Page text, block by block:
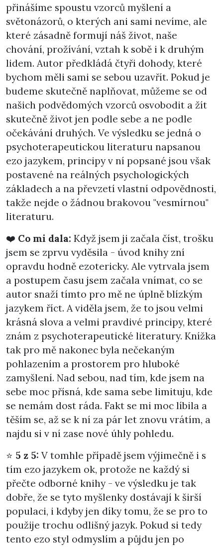
přinášíme spoustu vzorců myšlení a
světonázorů, o kterých ani sami nevíme, ale
které zásadně formují náš život, naše
chování, prožívání, vztah k sobě i k druhým
lidem. Autor předkládá čtyři dohody, které
bychom měli sami se sebou uzavřít. Pokud je
budeme skutečně naplňovat, můžeme se od
našich podvědomých vzorců osvobodit a žít
skutečně život jen podle sebe a ne podle
očekávání druhých. Ve výsledku se jedná o
psychoterapeutickou literaturu napsanou
ezo jazykem, principy v ní popsané jsou však
postavené na reálných psychologických
základech a na převzetí vlastní odpovědnosti,
takže nejde o žádnou brakovou "vesmírnou"
literaturu.
❤️ Co mi dala: Když jsem ji začala číst, trošku
jsem se zprvu vyděsila - úvod knihy zní
opravdu hodně ezotericky. Ale vytrvala jsem
a postupem času jsem začala vnímat, co se
autor snaží tímto pro mě ne úplně blízkým
jazykem říct. A viděla jsem, že to jsou velmi
krásná slova a velmi pravdivé principy, které
znám z psychoterapeutické literatury. Knížka
tak pro mě nakonec byla nečekaným
pohlazením a prostorem pro hluboké
zamyšlení. Nad sebou, nad tím, kde jsem na
sebe moc přísná, kde sama sebe limituju, kde
se nemám dost ráda. Fakt se mi moc líbila a
těším se, až se k ní za pár let znovu vrátím, a
najdu si v ní zase nové úhly pohledu.
⭐ 5 z 5: V tomhle případě jsem výjimečně i s
tím ezo jazykem ok, protože ne každý si
přečte odborné knihy - ve výsledku je tak
dobře, že se tyto myšlenky dostávají k širší
populaci, i kdyby jen díky tomu, že se pro to
použije trochu odlišný jazyk. Pokud si tedy
tento ezo styl odmyslím a půjdu jen po